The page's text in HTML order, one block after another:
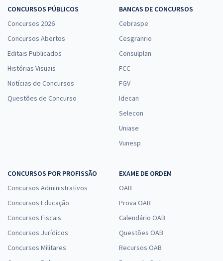
CONCURSOS PÚBLICOS
Concursos 2026
Concursos Abertos
Editais Publicados
Histórias Visuais
Notícias de Concursos
Questões de Concurso
BANCAS DE CONCURSOS
Cebraspe
Cesgranrio
Consulplan
FCC
FGV
Idecan
Selecon
Uniase
Vunesp
CONCURSOS POR PROFISSÃO
Concursos Administrativos
Concursos Educação
Concursos Fiscais
Concursos Jurídicos
Concursos Militares
EXAME DE ORDEM
OAB
Prova OAB
Calendário OAB
Questões OAB
Recursos OAB